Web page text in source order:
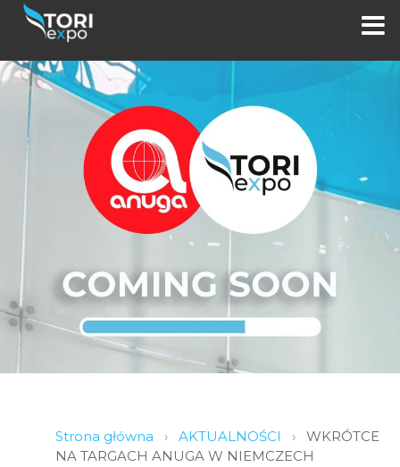
Strona główna › AKTUALNOŚCI ›
WKRÓTCE
NA TARGACH ANUGA W NIEMCZECH